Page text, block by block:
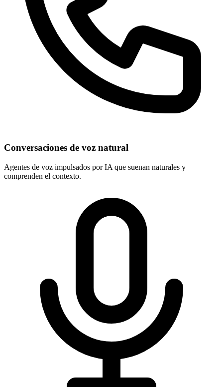
Conversaciones de voz natural
Agentes de voz impulsados por IA que suenan naturales y
comprenden el contexto.